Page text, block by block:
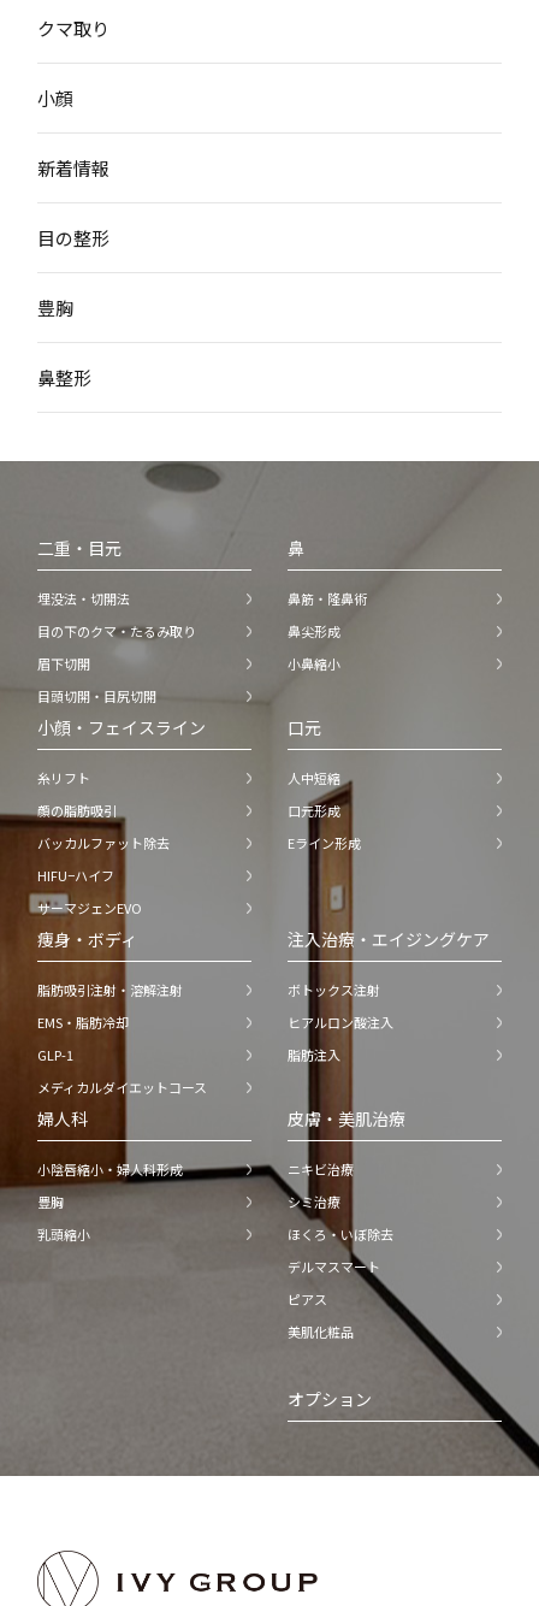
クマ取り
小顔
新着情報
目の整形
豊胸
鼻整形
二重・目元
埋没法・切開法
目の下のクマ・たるみ取り
眉下切開
目頭切開・目尻切開
鼻
鼻筋・隆鼻術
鼻尖形成
小鼻縮小
小顔・フェイスライン
糸リフト
顔の脂肪吸引
バッカルファット除去
HIFU−ハイフ
サーマジェンEVO
口元
人中短縮
口元形成
Eライン形成
痩身・ボディ
脂肪吸引注射・溶解注射
EMS・脂肪冷却
GLP-1
メディカルダイエットコース
注入治療・エイジングケア
ボトックス注射
ヒアルロン酸注入
脂肪注入
婦人科
小陰唇縮小・婦人科形成
豊胸
乳頭縮小
皮膚・美肌治療
ニキビ治療
シミ治療
ほくろ・いぼ除去
デルマスマート
ピアス
美肌化粧品
オプション